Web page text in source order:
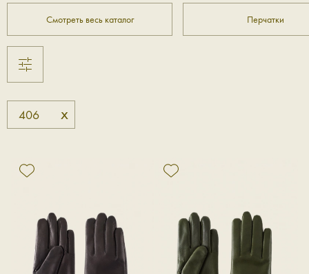
Смотреть весь каталог Перчатки
406 x